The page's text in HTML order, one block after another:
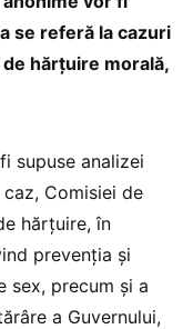
se referă la cazuri
hărţuire morală,
supuse analizei
Comisiei de
hărţuire, în
prevenţia şi
sex, precum şi a
a Guvernului,